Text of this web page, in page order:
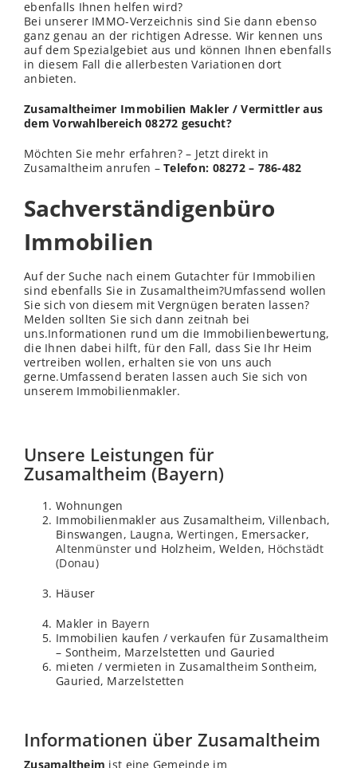
ebenfalls Ihnen helfen wird?
Bei unserer IMMO-Verzeichnis sind Sie dann ebenso
ganz genau an der richtigen Adresse. Wir kennen uns
auf dem Spezialgebiet aus und können Ihnen ebenfalls
in diesem Fall die allerbesten Variationen dort
anbieten.
Zusamaltheimer Immobilien Makler / Vermittler aus
dem Vorwahlbereich 08272 gesucht?
Möchten Sie mehr erfahren? – Jetzt direkt in
Zusamaltheim anrufen –Telefon: 08272 – 786-482
Sachverständigenbüro
Immobilien
Auf der Suche nach einem Gutachter für Immobilien
sind ebenfalls Sie in Zusamaltheim?Umfassend wollen
Sie sich von diesem mit Vergnügen beraten lassen?
Melden sollten Sie sich dann zeitnah bei
uns.Informationen rund um die Immobilienbewertung,
die Ihnen dabei hilft, für den Fall, dass Sie Ihr Heim
vertreiben wollen, erhalten sie von uns auch
gerne.Umfassend beraten lassen auch Sie sich von
unserem Immobilienmakler.
Unsere Leistungen für
Zusamaltheim (Bayern)
Wohnungen
Immobilienmakler aus Zusamaltheim, Villenbach,
Binswangen, Laugna,Wertingen, Emersacker,
Altenmünster und Holzheim, Welden, Höchstädt
(Donau)
Häuser
Makler in Bayern
Immobilien kaufen / verkaufen für Zusamaltheim
– Sontheim, Marzelstetten und Gauried
mieten / vermieten in Zusamaltheim Sontheim,
Gauried, Marzelstetten
Informationen über Zusamaltheim
Zusamaltheim ist eine Gemeinde im